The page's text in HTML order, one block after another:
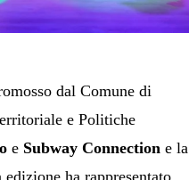
dal Comune di
e Politiche
e Subway Connection e la